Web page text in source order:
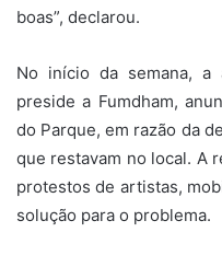
boas”, declarou.
No início da semana, a
preside a Fumdham,
do Parque, em razão da
que restavam no local. A
protestos de artistas,
solução para o problema.